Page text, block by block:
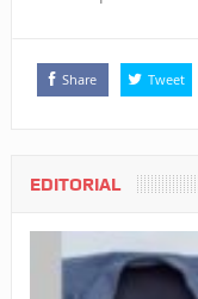
Share Tweet
EDITORIAL